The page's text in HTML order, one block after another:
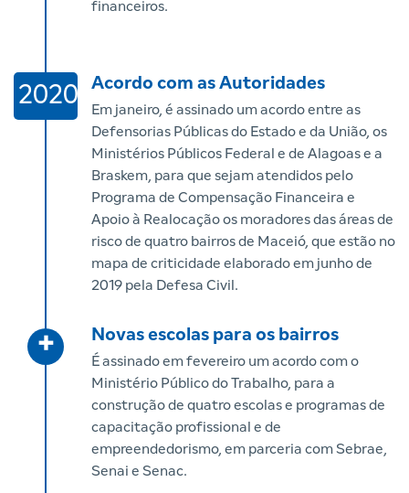
financeiros.
2020 Acordo com as Autoridades
Em janeiro, é assinado um acordo entre as
Defensorias Públicas do Estado e da União, os
Ministérios Públicos Federal e de Alagoas e a
Braskem, para que sejam atendidos pelo
Programa de Compensação Financeira e
Apoio à Realocação os moradores das áreas de
risco de quatro bairros de Maceió, que estão no
mapa de criticidade elaborado em junho de
2019 pela Defesa Civil.
+ Novas escolas para os bairros
É assinado em fevereiro um acordo com o
Ministério Público do Trabalho, para a
construção de quatro escolas e programas de
capacitação profissional e de
empreendedorismo, em parceria com Sebrae,
Senai e Senac.